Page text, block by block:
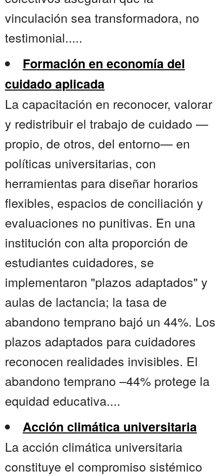
vinculación sea transformadora, no
testimonial.....
Formación en economía del
cuidado aplicada
La capacitación en reconocer, valorar
y redistribuir el trabajo de cuidado —
propio, de otros, del entorno— en
políticas universitarias, con
herramientas para diseñar horarios
flexibles, espacios de conciliación y
evaluaciones no punitivas. En una
institución con alta proporción de
estudiantes cuidadores, se
implementaron "plazos adaptados" y
aulas de lactancia; la tasa de
abandono temprano bajó un 44%. Los
plazos adaptados para cuidadores
reconocen realidades invisibles. El
abandono temprano –44% protege la
equidad educativa....
Acción climática universitaria
La acción climática universitaria
constituye el compromiso sistémico